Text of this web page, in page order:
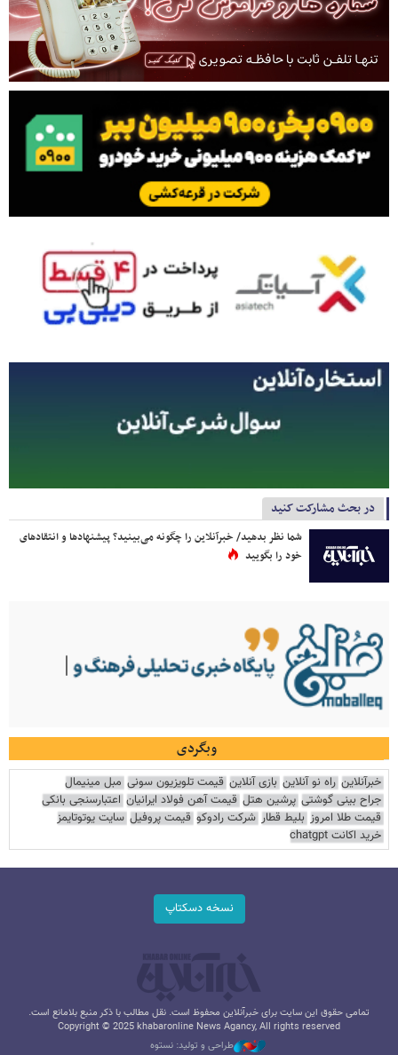
در بحث مشارکت کنید
شما نظر بدهید/ خبرآنلاین را چگونه می‌بینید؟ پیشنهادها و انتقادهای
خود را بگویید
وبگردی
خبرآنلاین راه نو آنلاین بازی آنلاین قیمت تلویزیون سونی مبل مینیمال
جراح بینی گوشتی پرشین هتل قیمت آهن فولاد ایرانیان اعتبارسنجی بانکی
قیمت طلا امروز بلیط قطار شرکت رادوکو قیمت پروفیل سایت یوتوتایمز
خرید اکانت chatgpt
نسخه دسکتاپ
تمامی حقوق این سایت برای خبرآنلاین محفوظ است. نقل مطالب با ذکر منبع بلامانع است.
Copyright © 2025 khabaronline News Agancy, All rights reserved
طراحی و تولید: نستوه